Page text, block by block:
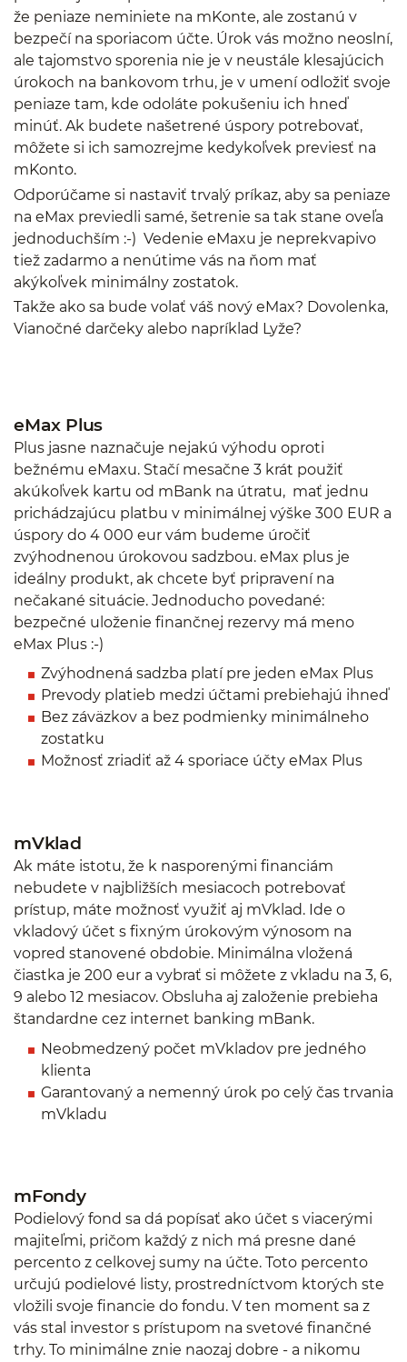
že peniaze neminiete na mKonte, ale zostanú v
bezpečí na sporiacom účte. Úrok vás možno neoslní,
ale tajomstvo sporenia nie je v neustále klesajúcich
úrokoch na bankovom trhu, je v umení odložiť svoje
peniaze tam, kde odoláte pokušeniu ich hneď
minúť. Ak budete našetrené úspory potrebovať,
môžete si ich samozrejme kedykoľvek previesť na
mKonto.
Odporúčame si nastaviť trvalý príkaz, aby sa peniaze
na eMax previedli samé, šetrenie sa tak stane oveľa
jednoduchším :-) Vedenie eMaxu je neprekvapivo
tiež zadarmo a nenútime vás na ňom mať
akýkoľvek minimálny zostatok.
Takže ako sa bude volať váš nový eMax? Dovolenka,
Vianočné darčeky alebo napríklad Lyže?
eMax Plus
Plus jasne naznačuje nejakú výhodu oproti
bežnému eMaxu. Stačí mesačne 3 krát použiť
akúkoľvek kartu od mBank na útratu, mať jednu
prichádzajúcu platbu v minimálnej výške 300 EUR a
úspory do 4 000 eur vám budeme úročiť
zvýhodnenou úrokovou sadzbou. eMax plus je
ideálny produkt, ak chcete byť pripravení na
nečakané situácie. Jednoducho povedané:
bezpečné uloženie finančnej rezervy má meno
eMax Plus :-)
Zvýhodnená sadzba platí pre jeden eMax Plus
Prevody platieb medzi účtami prebiehajú ihneď
Bez záväzkov a bez podmienky minimálneho
zostatku
Možnosť zriadiť až 4 sporiace účty eMax Plus
mVklad
Ak máte istotu, že k nasporenými financiám
nebudete v najbližších mesiacoch potrebovať
prístup, máte možnosť využiť aj mVklad. Ide o
vkladový účet s fixným úrokovým výnosom na
vopred stanovené obdobie. Minimálna vložená
čiastka je 200 eur a vybrať si môžete z vkladu na 3, 6,
9 alebo 12 mesiacov. Obsluha aj založenie prebieha
štandardne cez internet banking mBank.
Neobmedzený počet mVkladov pre jedného
klienta
Garantovaný a nemenný úrok po celý čas trvania
mVkladu
mFondy
Podielový fond sa dá popísať ako účet s viacerými
majiteľmi, pričom každý z nich má presne dané
percento z celkovej sumy na účte. Toto percento
určujú podielové listy, prostredníctvom ktorých ste
vložili svoje financie do fondu. V ten moment sa z
vás stal investor s prístupom na svetové finančné
trhy. To minimálne znie naozaj dobre - a nikomu